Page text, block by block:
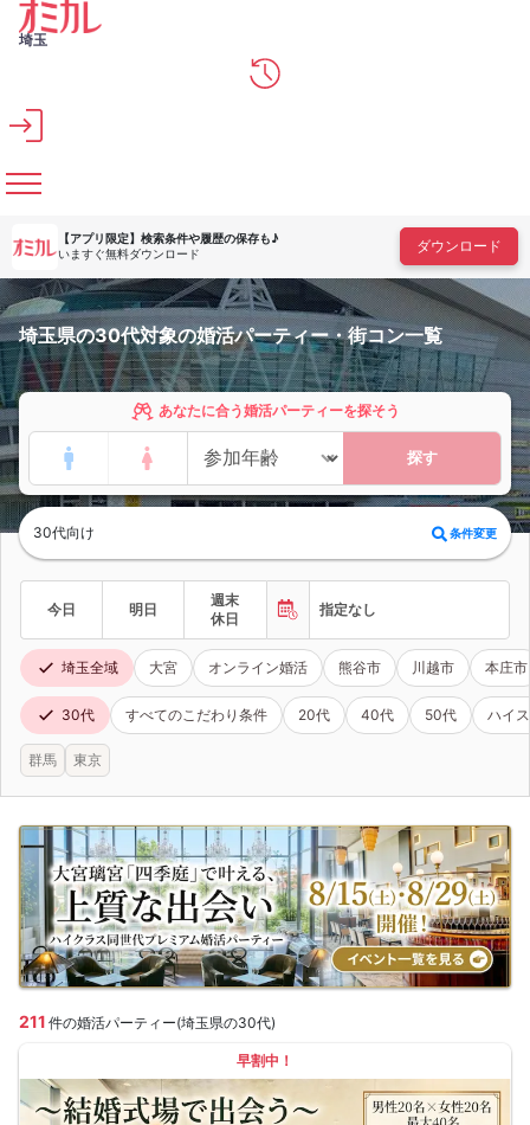
メインコンテンツへスキップ
埼玉
【アプリ限定】 検索条件や履歴の保存も♪
いますぐ無料ダウンロード
ダウンロード
埼玉県の30代対象の婚活パーティー・街コン一覧
あなたに合う婚活パーティーを探そう
探す
30代向け 条件変更
今日 明日
週末
休日
指定なし
埼玉全域 大宮 オンライン婚活 熊谷市 川越市 本庄市
30代 すべてのこだわり条件 20代 40代 50代 ハイ
群馬 東京
211 件の婚活パーティー(埼玉県の30代)
早割中！